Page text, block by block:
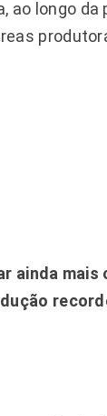
ao longo
ainda mais